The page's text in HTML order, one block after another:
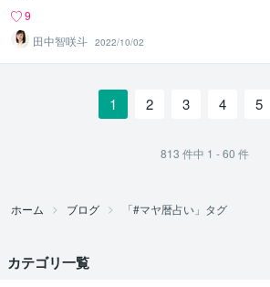
9
田中智咲斗 2022/10/02
1 2 3 4 5
813 件中 1 - 60 件
ホーム ブログ 「#マヤ暦占い」タグ
カテゴリ一覧